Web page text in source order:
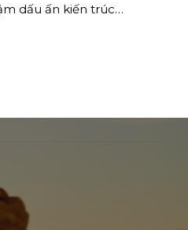
dấu ấn kiến trúc
Travel khám